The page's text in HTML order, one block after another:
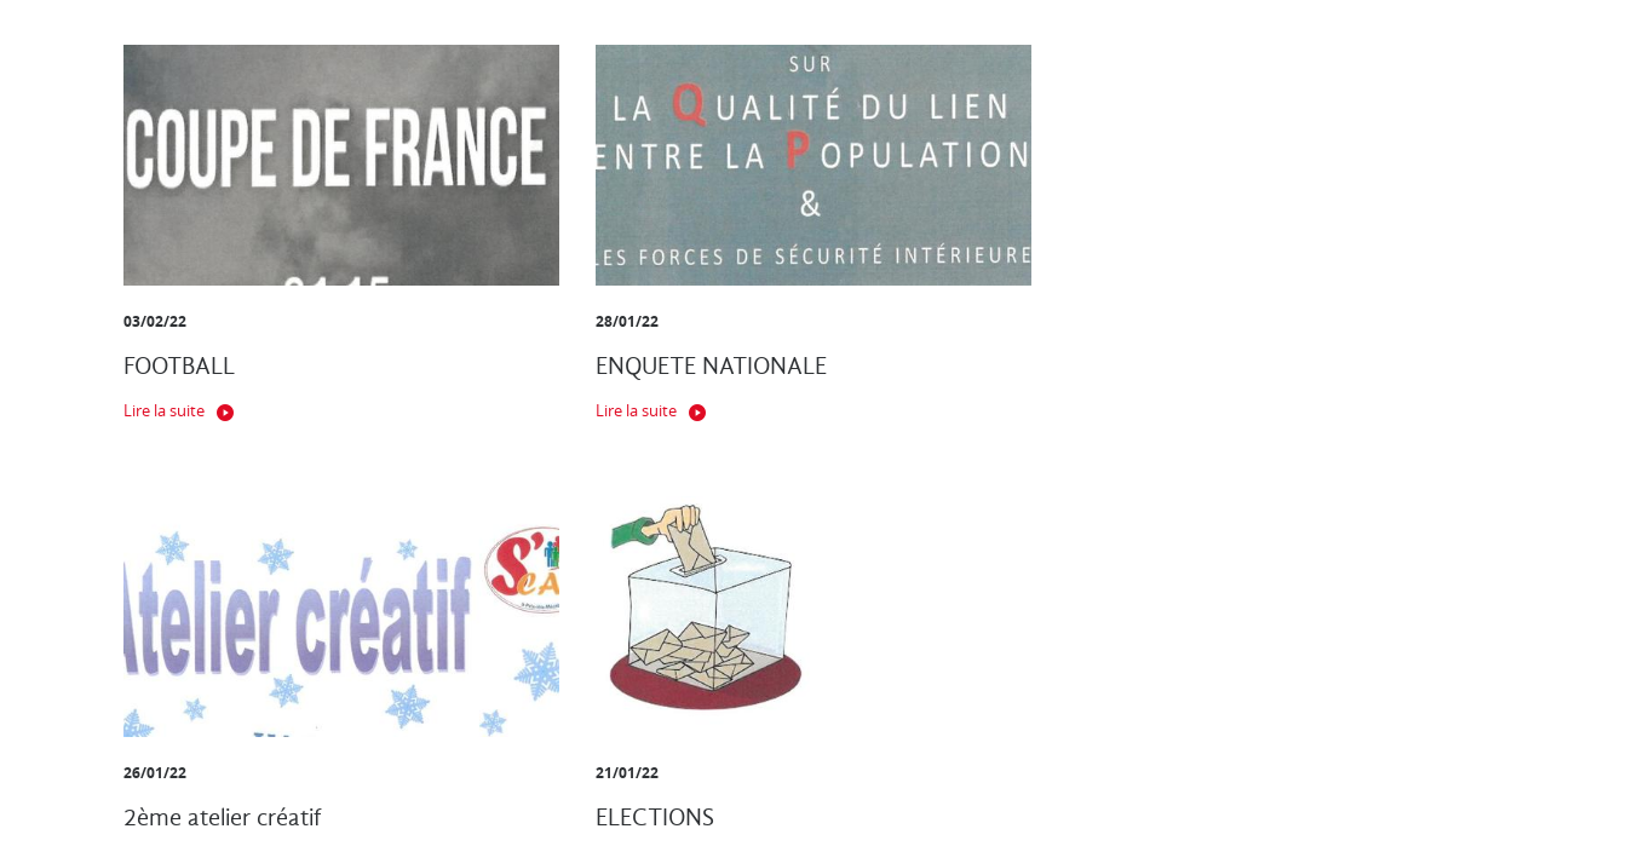
03/02/22
FOOTBALL
Lire la suite
28/01/22
ENQUETE NATIONALE
Lire la suite
26/01/22
2ème atelier créatif
21/01/22
ELECTIONS